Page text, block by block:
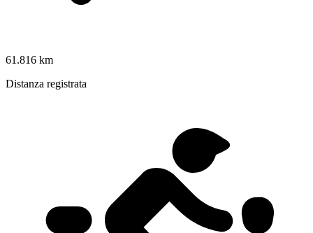
61.816 km
Distanza registrata